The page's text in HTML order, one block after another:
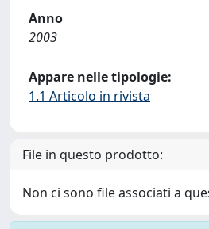
Anno
2003
Appare nelle tipologie:
1.1 Articolo in rivista
File in questo prodotto:
Non ci sono file associati a